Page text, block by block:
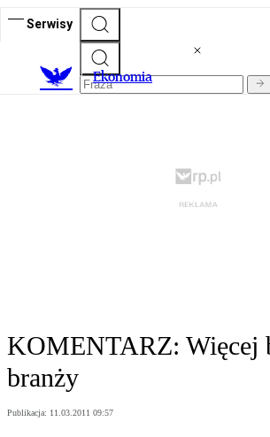
Serwisy
Ekonomia
KOMENTARZ: Więcej
branży
Publikacja: 11.03.2011 09:57